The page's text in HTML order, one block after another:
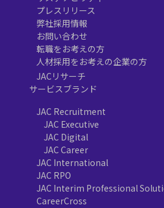
プレスリリース
弊社採用情報
お問い合わせ
転職をお考えの方
人材採用をお考えの企業の方
JACリサーチ
サービスブランド
JAC Recruitment
JAC Executive
JAC Digital
JAC Career
JAC International
JAC RPO
JAC Interim Professional
CareerCross